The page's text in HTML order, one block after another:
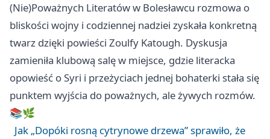
(Nie)Poważnych Literatów w Bolesławcu rozmowa o
bliskości wojny i codziennej nadziei zyskała konkretną
twarz dzięki powieści Zoulfy Katough. Dyskusja
zamieniła klubową salę w miejsce, gdzie literacka
opowieść o Syri i przeżyciach jednej bohaterki stała się
punktem wyjścia do poważnych, ale żywych rozmów.
📚🌿
Jak „Dopóki rosną cytrynowe drzewa” sprawiło, że